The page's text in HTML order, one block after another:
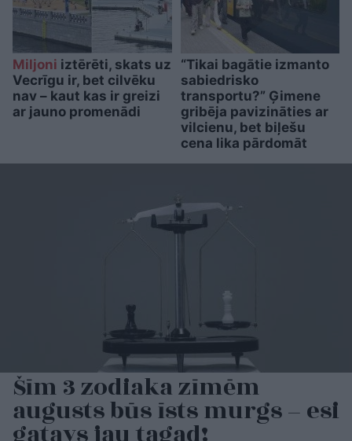
Miljoni iztērēti, skats uz
Vecrīgu ir, bet cilvēku
nav – kaut kas ir greizi
ar jauno promenādi
“Tikai bagātie izmanto
sabiedrisko
transportu?” Ģimene
gribēja pavizināties ar
vilcienu, bet biļešu
cena lika pārdomāt
Šīm 3 zodiaka zīmēm
augusts būs īsts murgs – esi